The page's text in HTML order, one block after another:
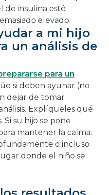
de insulina esté
elevado.
a mi hijo
un análisis de
para un
si deben ayunar (no
dejar de tomar
Explíqueles qué
Si su hijo se pone
mantener la calma.
o incluso
donde el niño se